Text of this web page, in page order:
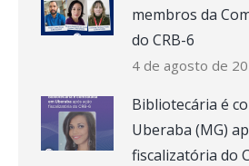
membros da
do CRB-6
4 de agosto de
Bibliotecária é
Uberaba (MG)
fiscalizatória do